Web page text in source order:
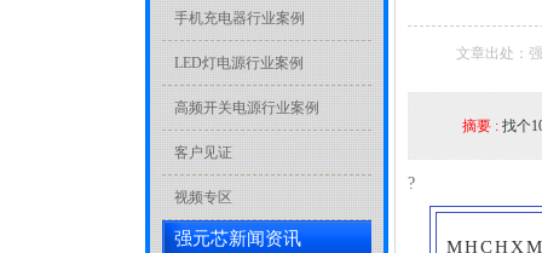
文章出处：
摘要 : 找个
?
手机充电器行业案例
LED灯电源行业案例
高频开关电源行业案例
客户见证
视频专区
强元芯新闻资讯